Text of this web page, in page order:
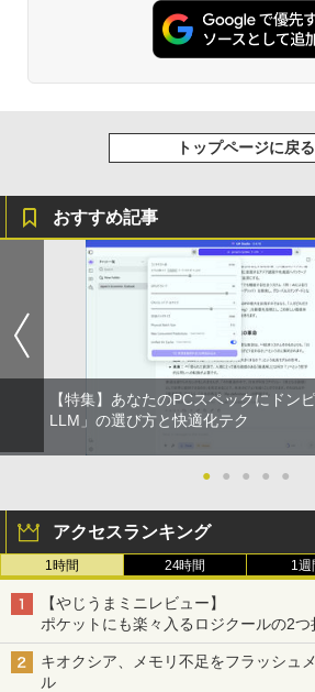
トップページに戻る
おすすめ記事
【特集】あなたのPCスペックにドン
LLM」の選び方と快適化テク
● ● ● ● ●
アクセスランキング
1時間 24時間 1週
【やじうまミニレビュー】
ポケットにも楽々入るロジクールの2
Fold」。その気になるギミックとは？
キオクシア、メモリ不足をフラッシュ
ル